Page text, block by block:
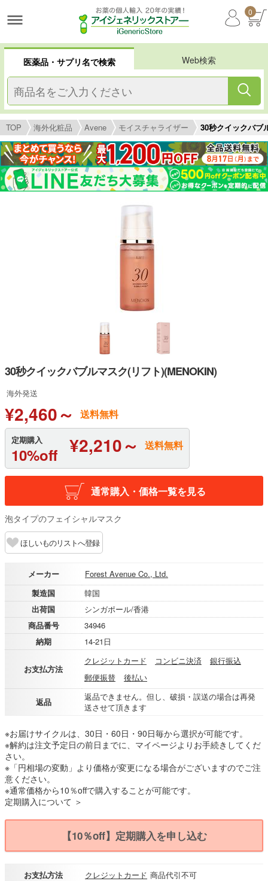
0
医薬品・サプリ名で検索 Web検索
TOP 海外化粧品 Avene モイスチャライザー 30秒クイックバブ
30秒クイックバブルマスク(リフト)(MENOKIN)
海外発送
¥2,460～ 送料無料
定期購入
10%off ¥2,210～ 送料無料
通常購入・価格一覧を見る
泡タイプのフェイシャルマスク
ほしいものリストへ登録
メーカー
Forest Avenue Co., Ltd.
製造国
韓国
出荷国
シンガポール/香港
商品番号
34946
納期
14-21日
お支払方法
クレジットカード コンビニ決済
銀行振込
郵便振替
後払い
返品
返品できません。但し、破損・誤送の場合は再発
送させて頂きます
※お届けサイクルは、30日・60日・90日毎から選択が可能です。
※解約は注文予定日の前日までに、マイページよりお手続きしてくだ
さい。
※「円相場の変動」より価格が変更になる場合がございますのでご注
意ください。
※通常価格から10％offで購入することが可能です。
定期購入について ＞
【10％off】定期購入を申し込む
お支払方法 クレジットカード 商品代引不可